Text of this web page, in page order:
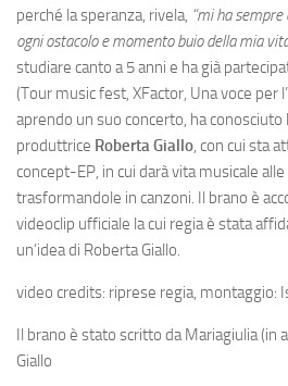
perché la speranza, rivela, “mi ha
ogni ostacolo e momento buio della mia
studiare canto a 5 anni e ha già
(Tour music fest, XFactor, Una voce per
aprendo un suo concerto, ha conosciuto
produttrice Roberta Giallo, con cui sta
concept-EP, in cui darà vita musicale
trasformandole in canzoni. Il brano è
videoclip ufficiale la cui regia è stata
un’idea di Roberta Giallo.
video credits: riprese regia, montaggio:
Il brano è stato scritto da Mariagiulia (in
Giallo